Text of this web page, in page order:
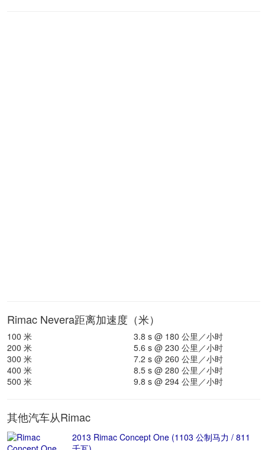
Rimac Nevera距离加速度（米）
100 米
3.8 s @ 180 公里／小时
200 米
5.6 s @ 230 公里／小时
300 米
7.2 s @ 260 公里／小时
400 米
8.5 s @ 280 公里／小时
500 米
9.8 s @ 294 公里／小时
其他汽车从Rimac
2013 Rimac Concept One (1103 公制马力 / 811